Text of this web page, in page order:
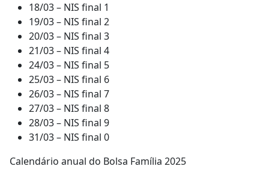
18/03 – NIS final 1
19/03 – NIS final 2
20/03 – NIS final 3
21/03 – NIS final 4
24/03 – NIS final 5
25/03 – NIS final 6
26/03 – NIS final 7
27/03 – NIS final 8
28/03 – NIS final 9
31/03 – NIS final 0
Calendário anual do Bolsa Família 2025